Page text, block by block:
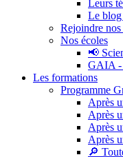
Leurs
Le
Rejoindre nos
Nos écoles
📢
GAIA -
Les formations
Programme
Après
Après
Après
Après
🔎